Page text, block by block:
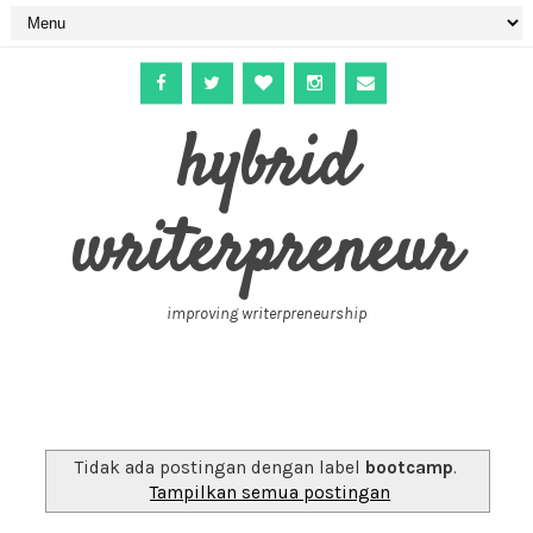
hybrid
writerpreneur
improving writerpreneurship
Tidak ada postingan dengan label bootcamp.
Tampilkan semua postingan